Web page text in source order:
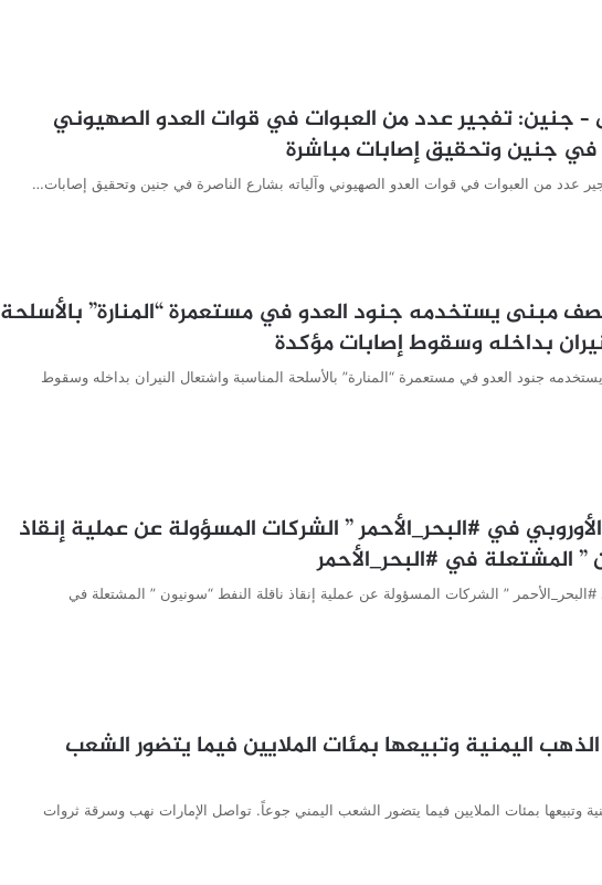
– جنين: تفجير عدد من العبوات في قوات العدو الصهيوني
في جنين وتحقيق إصابات مباشرة
عدد من العبوات في قوات العدو الصهيوني وآلياته بشارع الناصرة في جنين وتحقيق إصابات…
مبنى يستخدمه جنود العدو في مستعمرة “المنارة” ‌‏بالأسلحة
بداخله وسقوط إصابات ‌‏مؤكدة
جنود العدو في مستعمرة “المنارة” ‌‏بالأسلحة المناسبة واشتعال النيران بداخله وسقوط
في #البحر_الأحمر ” الشركات المسؤولة عن عملية إنقاذ
المشتعلة في #البحر_الأحمر
#البحر_الأحمر ” الشركات المسؤولة عن عملية إنقاذ ناقلة النفط “سونيون ” المشتعلة في
اليمنية وتبيعها بمئات الملايين فيما يتضور الشعب
وتبيعها بمئات الملايين فيما يتضور الشعب اليمني جوعاً. تواصل الإمارات نهب وسرقة ثروات